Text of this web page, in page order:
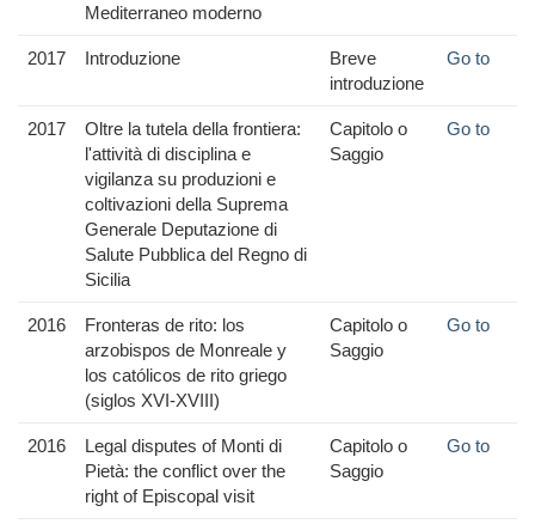
Mediterraneo moderno
2017 Introduzione
Breve
introduzione
Go to
2017
Oltre la tutela della frontiera:
l'attività di disciplina e
vigilanza su produzioni e
coltivazioni della Suprema
Generale Deputazione di
Salute Pubblica del Regno di
Sicilia
Capitolo o
Saggio
Go to
2016
Fronteras de rito: los
arzobispos de Monreale y
los católicos de rito griego
(siglos XVI-XVIII)
Capitolo o
Saggio
Go to
2016
Legal disputes of Monti di
Pietà: the conflict over the
right of Episcopal visit
Capitolo o
Saggio
Go to